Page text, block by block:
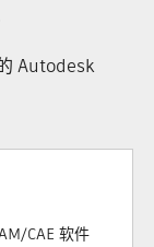
Autodesk
CAE 软件